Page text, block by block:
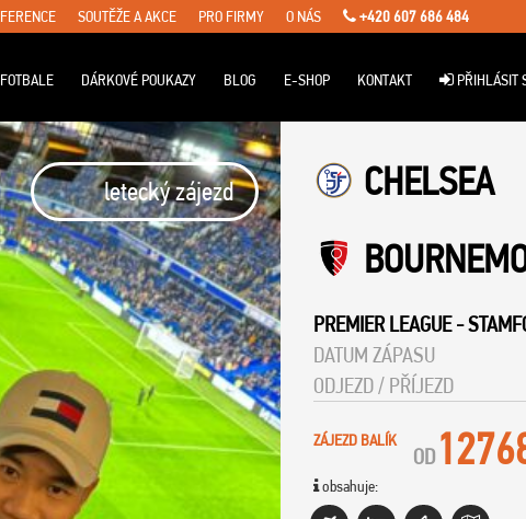
SOUTĚŽE A AKCE PRO FIRMY O NÁS +420 607 686 484
DÁRKOVÉ POUKAZY BLOG E-SHOP KONTAKT PŘIHLÁSIT
letecký zájezd
CHELSEA
PREMIER LEAGUE-
DATUM ZÁPASU
ODJEZD / PŘÍJEZD
ZÁJEZD BALÍK
obsahuje:
OD